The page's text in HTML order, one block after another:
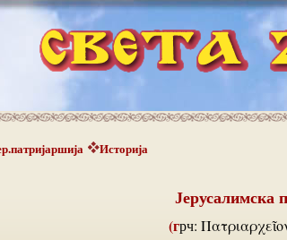
Историја
Јерусалимска
(грч: